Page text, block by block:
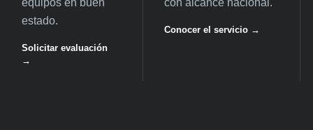
equipos en buen
estado.
Solicitar evaluación
→
con alcance nacional.
Conocer el servicio →